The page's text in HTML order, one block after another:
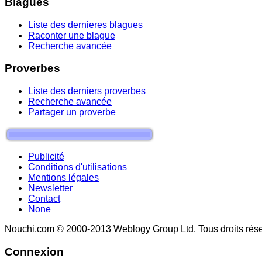
Liste des dernieres blagues
Raconter une blague
Recherche avancée
Proverbes
Liste des derniers proverbes
Recherche avancée
Partager un proverbe
Publicité
Conditions d'utilisations
Mentions légales
Newsletter
Contact
None
Nouchi.com © 2000-2013 Weblogy Group Ltd. Tous droits
Connexion